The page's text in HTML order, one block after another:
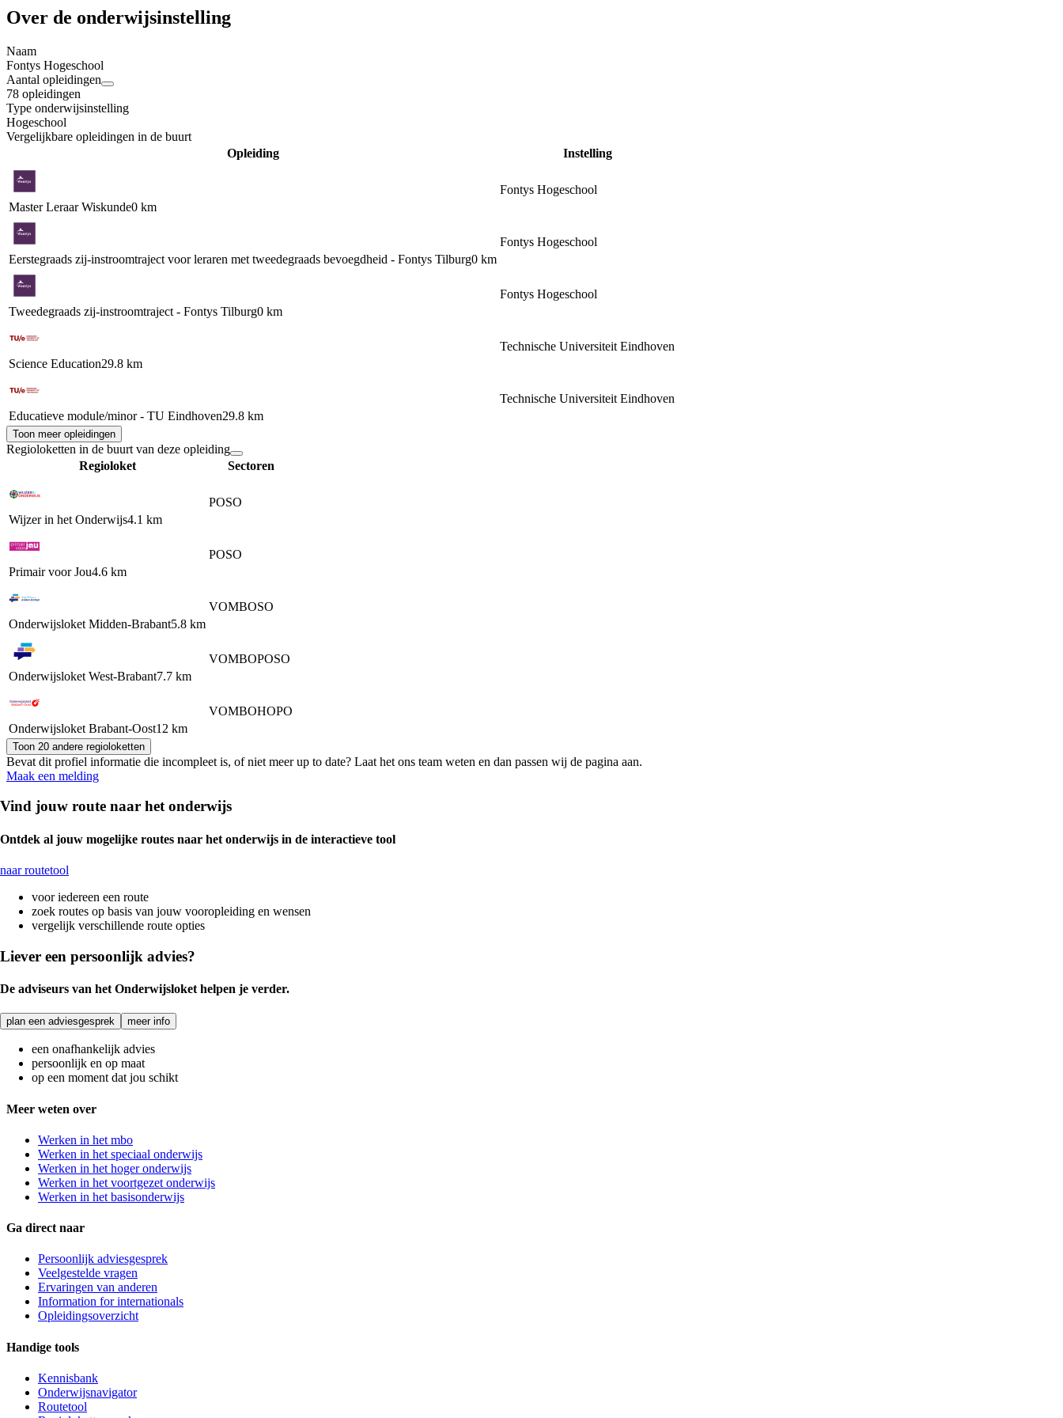
Over de onderwijsinstelling
Naam
Fontys Hogeschool
Aantal opleidingen
78 opleidingen
Type onderwijsinstelling
Hogeschool
Vergelijkbare opleidingen in de buurt
Opleiding
Instelling
Master Leraar Wiskunde0 km
Fontys Hogeschool
Eerstegraads zij-instroomtraject voor leraren met tweedegraads bevoegdheid - Fontys Tilburg0 km
Fontys Hogeschool
Tweedegraads zij-instroomtraject - Fontys Tilburg0 km
Fontys Hogeschool
Science Education29.8 km
Technische Universiteit Eindhoven
Educatieve module/minor - TU Eindhoven29.8 km
Technische Universiteit Eindhoven
Toon meer opleidingen
Regioloketten in de buurt van deze opleiding
Regioloket
Sectoren
Wijzer in het Onderwijs4.1 km
POSO
Primair voor Jou4.6 km
POSO
Onderwijsloket Midden-Brabant5.8 km
VOMBOSO
Onderwijsloket West-Brabant7.7 km
VOMBOPOSO
Onderwijsloket Brabant-Oost12 km
VOMBOHOPO
Toon 20 andere regioloketten
Bevat dit profiel informatie die incompleet is, of niet meer up to date? Laat het ons team weten en dan passen wij de pagina aan.
Maak een melding
Vind jouw route naar het onderwijs
Ontdek al jouw mogelijke routes naar het onderwijs in de interactieve tool
naar routetool
voor iedereen een route
zoek routes op basis van jouw vooropleiding en wensen
vergelijk verschillende route opties
Liever een persoonlijk advies?
De adviseurs van het Onderwijsloket helpen je verder.
plan een adviesgesprek meer info
een onafhankelijk advies
persoonlijk en op maat
op een moment dat jou schikt
Meer weten over
Werken in het mbo
Werken in het speciaal onderwijs
Werken in het hoger onderwijs
Werken in het voortgezet onderwijs
Werken in het basisonderwijs
Ga direct naar
Persoonlijk adviesgesprek
Veelgestelde vragen
Ervaringen van anderen
Information for internationals
Opleidingsoverzicht
Handige tools
Kennisbank
Onderwijsnavigator
Routetool